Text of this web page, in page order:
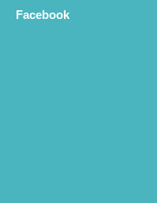
Facebook